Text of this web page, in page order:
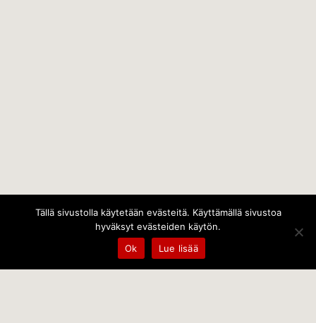
Tällä sivustolla käytetään evästeitä. Käyttämällä sivustoa
hyväksyt evästeiden käytön.
Ok
Lue lisää